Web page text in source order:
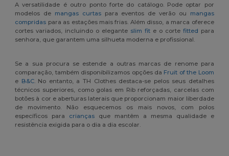
A versatilidade é outro ponto forte do catálogo. Pode optar por
modelos de mangas curtaspara eventos de verão ou mangas
compridas para as estações mais frias. Além disso, a marca oferece
cortes variados, incluindo o elegante slim fite o corte fitted para
senhora, que garantem uma silhueta moderna e profissional.
Se a sua procura se estende a outras marcas de renome para
comparação, também disponibilizamos opções da Fruit of the Loom
e B&C. No entanto, a TH Clothes destaca-se pelos seus detalhes
técnicos superiores, como golas em Rib reforçadas, carcelas com
botões à cor e aberturas laterais que proporcionam maior liberdade
de movimento. Não esquecemos os mais novos, com polos
específicos para crianças que mantêm a mesma qualidade e
resistência exigida para o dia a dia escolar.